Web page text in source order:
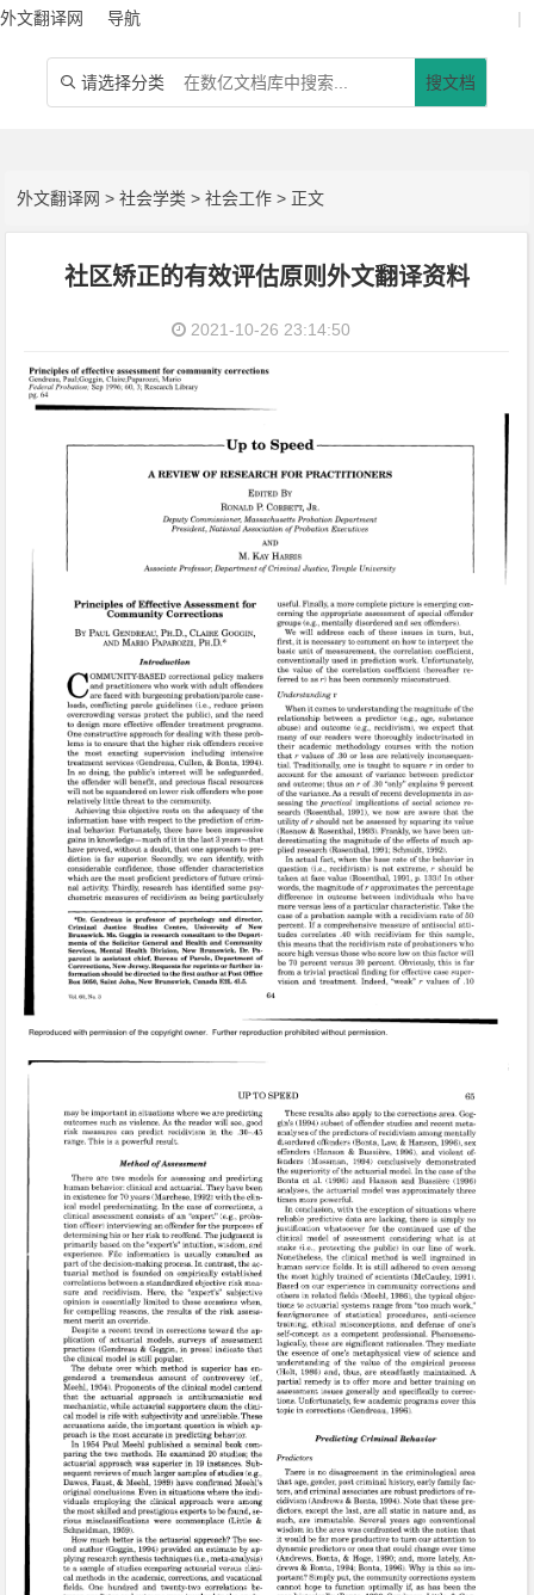
外文翻译网 导航 |
 请选择分类 搜文档
外文翻译网 >社会学类 >社会工作 > 正文
社区矫正的有效评估原则外文翻译资料
2021-10-26 23:14:50